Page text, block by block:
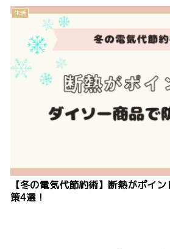
生活
【冬の電気代節約術】断熱がポイ
策4選！